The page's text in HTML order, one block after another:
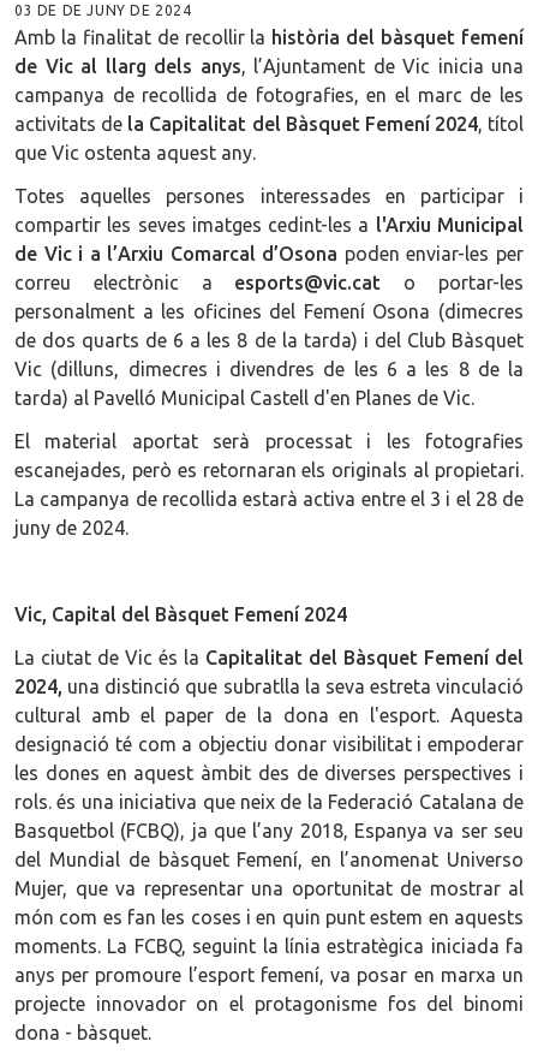
03 DE DE JUNY DE 2024
Amb la finalitat de recollir la història del bàsquet femení
de Vic al llarg dels anys, l’Ajuntament de Vic inicia una
campanya de recollida de fotografies, en el marc de les
activitats de la Capitalitat del Bàsquet Femení 2024, títol
que Vic ostenta aquest any.
Totes aquelles persones interessades en participar i
compartir les seves imatges cedint-les a l'Arxiu Municipal
de Vic i a l’Arxiu Comarcal d’Osona poden enviar-les per
correu electrònic a esports@vic.cat o portar-les
personalment a les oficines del Femení Osona (dimecres
de dos quarts de 6 a les 8 de la tarda) i del Club Bàsquet
Vic (dilluns, dimecres i divendres de les 6 a les 8 de la
tarda) al Pavelló Municipal Castell d'en Planes de Vic.
El material aportat serà processat i les fotografies
escanejades, però es retornaran els originals al propietari.
La campanya de recollida estarà activa entre el 3 i el 28 de
juny de 2024.
Vic, Capital del Bàsquet Femení 2024
La ciutat de Vic és la Capitalitat del Bàsquet Femení del
2024, una distinció que subratlla la seva estreta vinculació
cultural amb el paper de la dona en l'esport. Aquesta
designació té com a objectiu donar visibilitat i empoderar
les dones en aquest àmbit des de diverses perspectives i
rols. és una iniciativa que neix de la Federació Catalana de
Basquetbol (FCBQ), ja que l’any 2018, Espanya va ser seu
del Mundial de bàsquet Femení, en l’anomenat Universo
Mujer, que va representar una oportunitat de mostrar al
món com es fan les coses i en quin punt estem en aquests
moments. La FCBQ, seguint la línia estratègica iniciada fa
anys per promoure l’esport femení, va posar en marxa un
projecte innovador on el protagonisme fos del binomi
dona - bàsquet.